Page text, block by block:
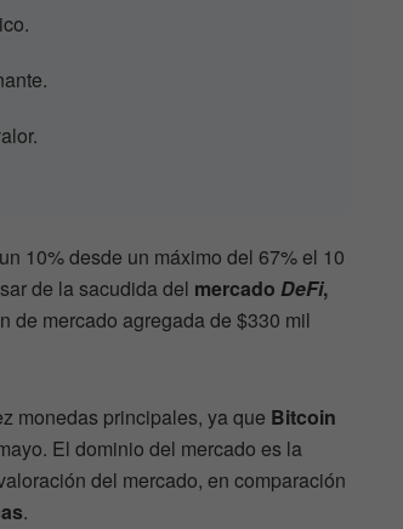
10% desde un máximo del 67% el 10
de la sacudida del mercado DeFi,
de mercado agregada de $330 mil
monedas principales, ya que Bitcoin
El dominio del mercado es la
del mercado, en comparación
.